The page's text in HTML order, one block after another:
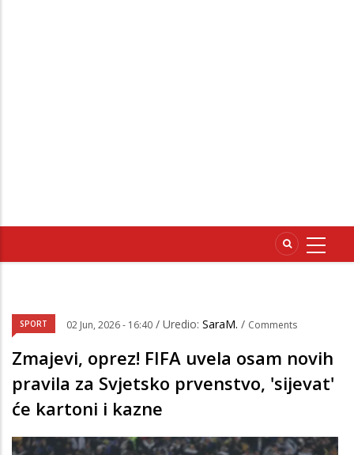
SPORT 02 Jun, 2026 - 16:40 / Uredio: SaraM. / Comments
Zmajevi, oprez! FIFA uvela osam novih
pravila za Svjetsko prvenstvo, 'sijevat'
će kartoni i kazne